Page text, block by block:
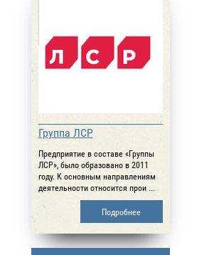
Группа ЛСР
Предприятие в составе «Группы
ЛСР», было образовано в 2011
году. К основным направлениям
деятельности относится прои ...
Подробнее